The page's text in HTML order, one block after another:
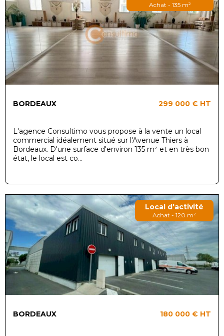
Achat - 135 m²
BORDEAUX 299 000 € HT
L'agence Consultimo vous propose à la vente un local
commercial idéalement situé sur l'Avenue Thiers à
Bordeaux. D'une surface d'environ 135 m² et en très bon
état, le local est co...
Local d'activité
Achat - 120 m²
BORDEAUX 180 000 € HT